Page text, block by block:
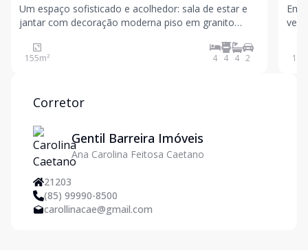
Um espaço sofisticado e acolhedor: sala de estar e
jantar com decoração moderna piso em granito
convidativa para momentos especiais. A parte intima
são 4 suítes + DCE, cozinha com bastante armários,
155m² 4 4 4 2
Em
vez
195
Corretor
Gentil Barreira Imóveis
Ana Carolina Feitosa Caetano
21203
(85) 99990-8500
carollinacae@gmail.com